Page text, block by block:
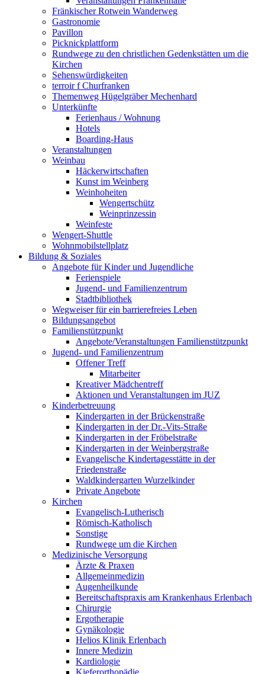
Fränkischer Rotwein Wanderweg
Gastronomie
Pavillon
Picknickplattform
Rundwege zu den christlichen Gedenkstätten um die
Kirchen
Sehenswürdigkeiten
terroir f Churfranken
Themenweg Hügelgräber Mechenhard
Unterkünfte
Ferienhaus / Wohnung
Hotels
Boarding-Haus
Veranstaltungen
Weinbau
Häckerwirtschaften
Kunst im Weinberg
Weinhoheiten
Wengertschütz
Weinprinzessin
Weinfeste
Wengert-Shuttle
Wohnmobilstellplatz
Bildung & Soziales
Angebote für Kinder und Jugendliche
Ferienspiele
Jugend- und Familienzentrum
Stadtbibliothek
Wegweiser für ein barrierefreies Leben
Bildungsangebot
Familienstützpunkt
Angebote/Veranstaltungen Familienstützpunkt
Jugend- und Familienzentrum
Offener Treff
Mitarbeiter
Kreativer Mädchentreff
Aktionen und Veranstaltungen im JUZ
Kinderbetreuung
Kindergarten in der Brückenstraße
Kindergarten in der Dr.-Vits-Straße
Kindergarten in der Fröbelstraße
Kindergarten in der Weinbergstraße
Evangelische Kindertagesstätte in der
Friedenstraße
Waldkindergarten Wurzelkinder
Private Angebote
Kirchen
Evangelisch-Lutherisch
Römisch-Katholisch
Sonstige
Rundwege um die Kirchen
Medizinische Versorgung
Ärzte & Praxen
Allgemeinmedizin
Augenheilkunde
Bereitschaftspraxis am Krankenhaus Erlenbach
Chirurgie
Ergotherapie
Gynäkologie
Helios Klinik Erlenbach
Innere Medizin
Kardiologie
Kieferorthopädie